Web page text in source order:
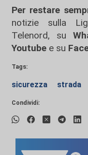
Per restare
notizie sulla
Telenord, su
Youtube e su
Tags:
sicurezza strada
Condividi: